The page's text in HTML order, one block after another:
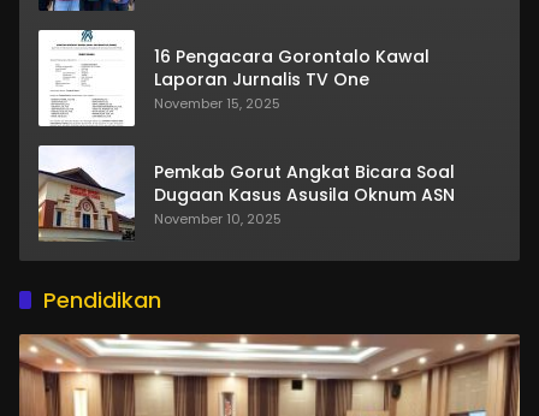
16 Pengacara Gorontalo Kawal
Laporan Jurnalis TV One
November 15, 2025
Pemkab Gorut Angkat Bicara Soal
Dugaan Kasus Asusila Oknum ASN
November 10, 2025
Pendidikan